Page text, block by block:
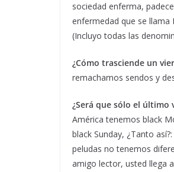
sociedad enferma,
enfermedad que se llama
(Incluyo todas las
¿Cómo trasciende un
remachamos sendos y
¿Será que sólo el último
América tenemos black
black Sunday, ¿Tanto
peludas no tenemos
amigo lector, usted llega